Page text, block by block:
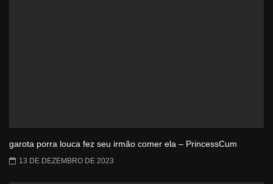
garota porra louca fez seu irmão comer ela – PrincessCum
13 DE DEZEMBRO DE 2023